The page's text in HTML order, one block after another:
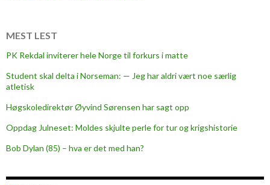
r
l
v
MEST LEST
PK Rekdal inviterer hele Norge til forkurs i matte
Student skal delta i Norseman: — Jeg har aldri vært noe særlig
atletisk
Høgskoledirektør Øyvind Sørensen har sagt opp
Oppdag Julneset: Moldes skjulte perle for tur og krigshistorie
Bob Dylan (85) – hva er det med han?